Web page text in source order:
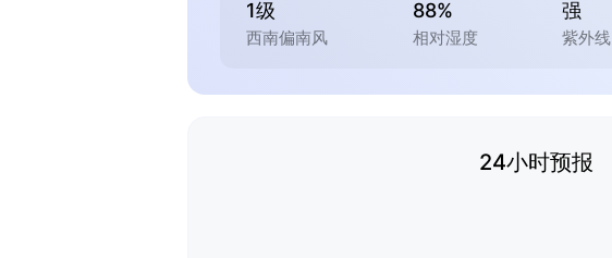
1级
西南偏南风
88%
相对湿度
强
紫外线
24小时预报